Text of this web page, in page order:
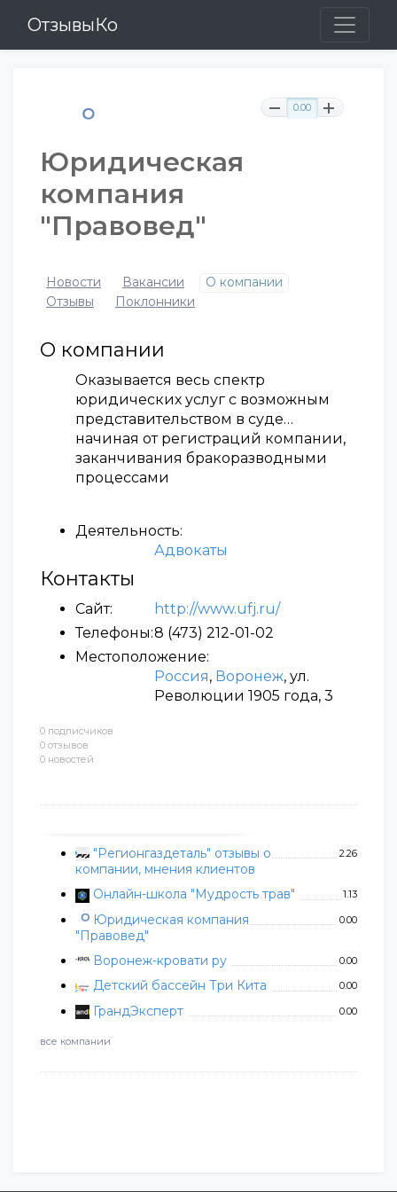
ОтзывыКо
0 подписчиков
0 отзывов
0 новостей
"Регионгаздеталь" отзывы о
компании, мнения клиентов
2.26
Онлайн-школа "Мудрость трав" 1.13
Юридическая компания
"Правовед"
0.00
Воронеж-кровати ру 0.00
Детский бассейн Три Кита 0.00
ГрандЭксперт 0.00
все компании
0.00
Юридическая
компания
"Правовед"
Новости Вакансии
О компании
Отзывы
Поклонники
О компании
Оказывается весь спектр
юридических услуг с возможным
представительством в суде…
начиная от регистраций компании,
заканчивания бракоразводными
процессами
Деятельность:
Адвокаты
Контакты
Сайт:
http://www.ufj.ru/
Телефоны:8 (473) 212-01-02
Местоположение:
Россия, Воронеж, ул.
Революции 1905 года, 3